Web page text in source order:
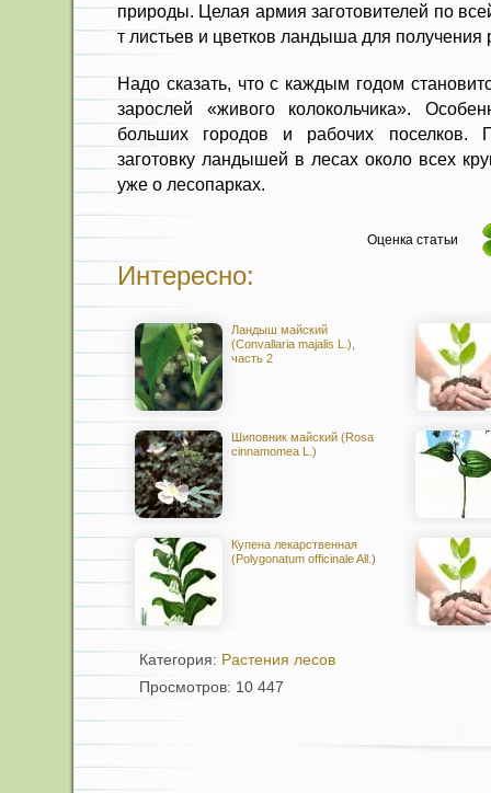
природы. Целая армия заготовителей по
т листьев и цветков ландыша для получения
Надо сказать, что с каждым годом
зарослей «живого колокольчика».
больших городов и рабочих поселков.
заготовку ландышей в лесах около всех
уже о лесопарках.
Оценка статьи
Интересно:
Ландыш майский
(Convallaria majalis L.),
часть 2
Шиповник майский (Rosa
cinnamomea L.)
Купена лекарственная
(Polygonatum officinale All.)
Категория: Растения лесов
Просмотров: 10 447